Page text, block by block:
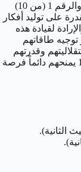
ينظر خبراء علم الفلك والأعداد إلى مزيج الجوزاء والرقم 1 (من 10)
على توليد أفكار
لقيادة هذه
توجيه طاقاتهم
وقدرتهم
على إلهام الآخرين والعمل معهم بفعالية. الرقم 10 يمنحهم دائماً فرصة
الثانية).